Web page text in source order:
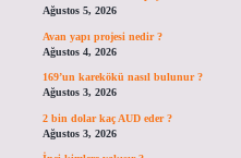
Ağustos 5, 2026
Avan yapı projesi nedir ?
Ağustos 4, 2026
169’un karekökü nasıl bulunur ?
Ağustos 3, 2026
2 bin dolar kaç AUD eder ?
Ağustos 3, 2026